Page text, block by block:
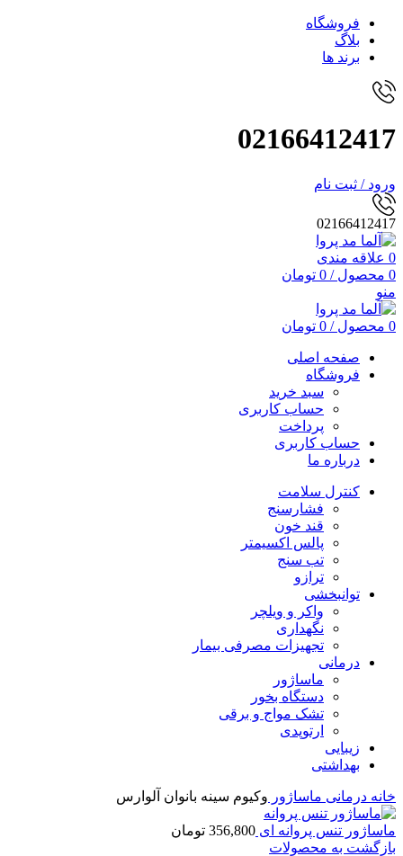
فروشگاه
بلاگ
برند ها
02166412417
ورود / ثبت نام
02166412417
0 علاقه مندی
0 محصول /
0 تومان
منو
0 محصول /
0 تومان
صفحه اصلی
فروشگاه
سبد خرید
حساب کاربری
پرداخت
حساب کاربری
درباره ما
کنترل سلامت
فشارسنج
قند خون
پالس اکسیمتر
تب سنج
ترازو
توانبخشی
واکر و ویلچر
نگهداری
تجهیزات مصرفی بیمار
درمانی
ماساژور
دستگاه بخور
تشک مواج و برقی
ارتوپدی
زیبایی
بهداشتی
خانه درمانی ماساژور وکیوم سینه بانوان آلوارس
ماساژور تنس پروانه ای 356,800 تومان
بازگشت به محصولات